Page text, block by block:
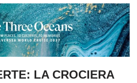
LA CROCIERA